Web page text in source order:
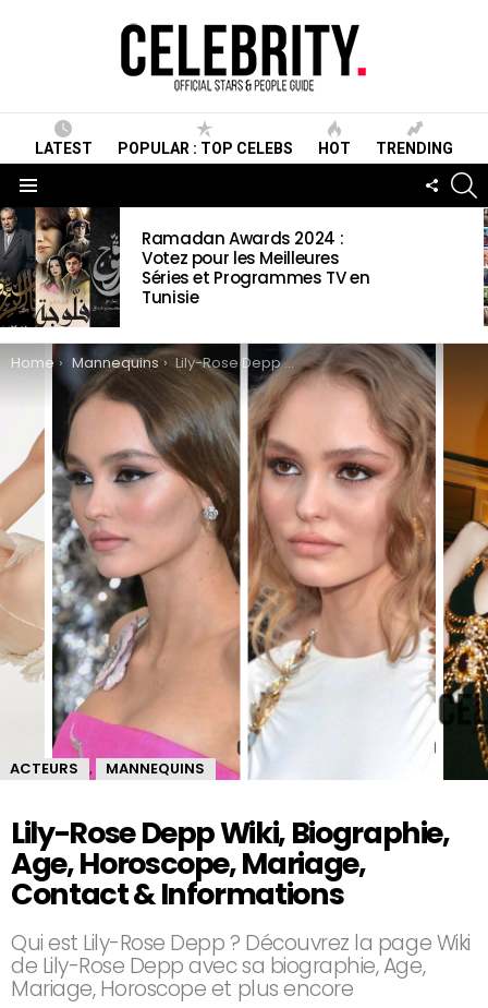
LATEST POPULAR : TOP CELEBS HOT TRENDING
LATEST
STORIES
Ramadan Awards 2024 :
Votez pour les Meilleures
Séries et Programmes TV en
Tunisie
You are here:
Home Mannequins Lily-Rose Depp Wiki, Biographie, Age, Horoscope, Mariage, Contact & Informations
ACTEURS , MANNEQUINS
Lily-Rose Depp Wiki, Biographie,
Age, Horoscope, Mariage,
Contact & Informations
Qui est Lily-Rose Depp ? Découvrez la page Wiki
de Lily-Rose Depp avec sa biographie, Age,
Mariage, Horoscope et plus encore